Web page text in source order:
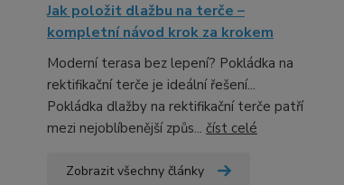
Jak položit dlažbu na terče –
kompletní návod krok za krokem
Moderní terasa bez lepení? Pokládka na
rektifikační terče je ideální řešení...
Pokládka dlažby na rektifikační terče patří
mezi nejoblíbenější způs... číst celé
Zobrazit všechny články